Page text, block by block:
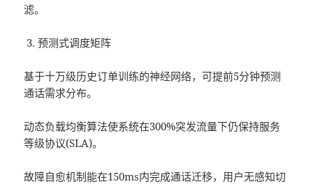
滤。
预测式调度矩阵
基于十万级历史订单训练的神经网络，可提前5分钟预测
通话需求分布。
动态负载均衡算法使系统在300%突发流量下仍保持服务
等级协议(SLA)。
故障自愈机制能在150ms内完成通话迁移，用户无感知切